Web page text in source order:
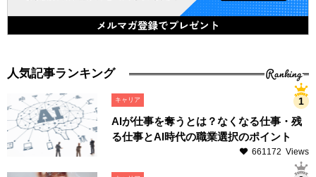
人気記事ランキング Ranking
キャリア
AIが仕事を奪うとは？なくなる仕事・残
る仕事とAI時代の職業選択のポイント
661172 Views